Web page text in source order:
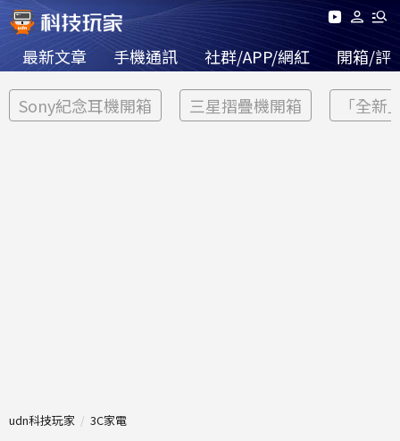
最新文章 手機通訊 社群/APP/網紅 開箱/評
Sony紀念耳機開箱 三星摺疊機開箱 「全新
udn科技玩家 3C家電